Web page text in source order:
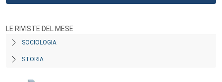
LE RIVISTE DEL MESE
SOCIOLOGIA
STORIA